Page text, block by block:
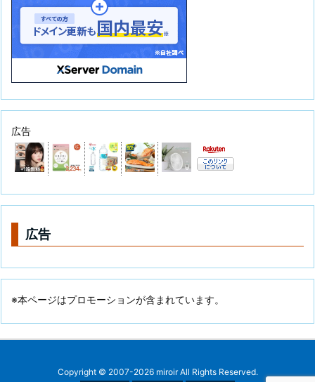
広告
広告
※本ページはプロモーションが含まれています。
Copyright © 2007-2026 miroirAll Rights Reserved.